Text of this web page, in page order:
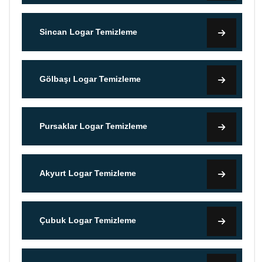
Sincan Logar Temizleme
Gölbaşı Logar Temizleme
Pursaklar Logar Temizleme
Akyurt Logar Temizleme
Çubuk Logar Temizleme